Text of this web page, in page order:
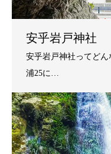
安乎岩戸神社